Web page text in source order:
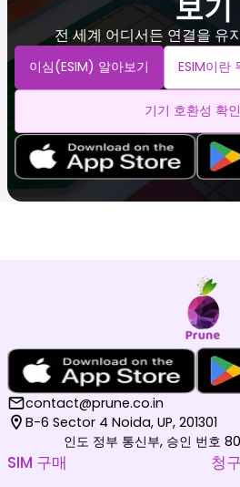
전 세계 어디서든 연결을 유
이심(eSIM) 알아보기 ESIM이란
기기 호환성 확인
contact@prune.co.in
B-6 Sector 4 Noida, UP, 201301
인도 정부 통신부, 승인 번호
SIM 구매 청